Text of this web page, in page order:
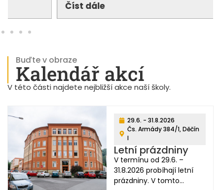
Buďte v obraze
Kalendář akcí
V této části najdete nejbližší akce naší školy.
29.6. - 31.8.2026
Čs. Armády 384/1, Děčín
I
Letní prázdniny
V termínu od 29.6. –
31.8.2026 probíhají letní
prázdniny. V tomto...